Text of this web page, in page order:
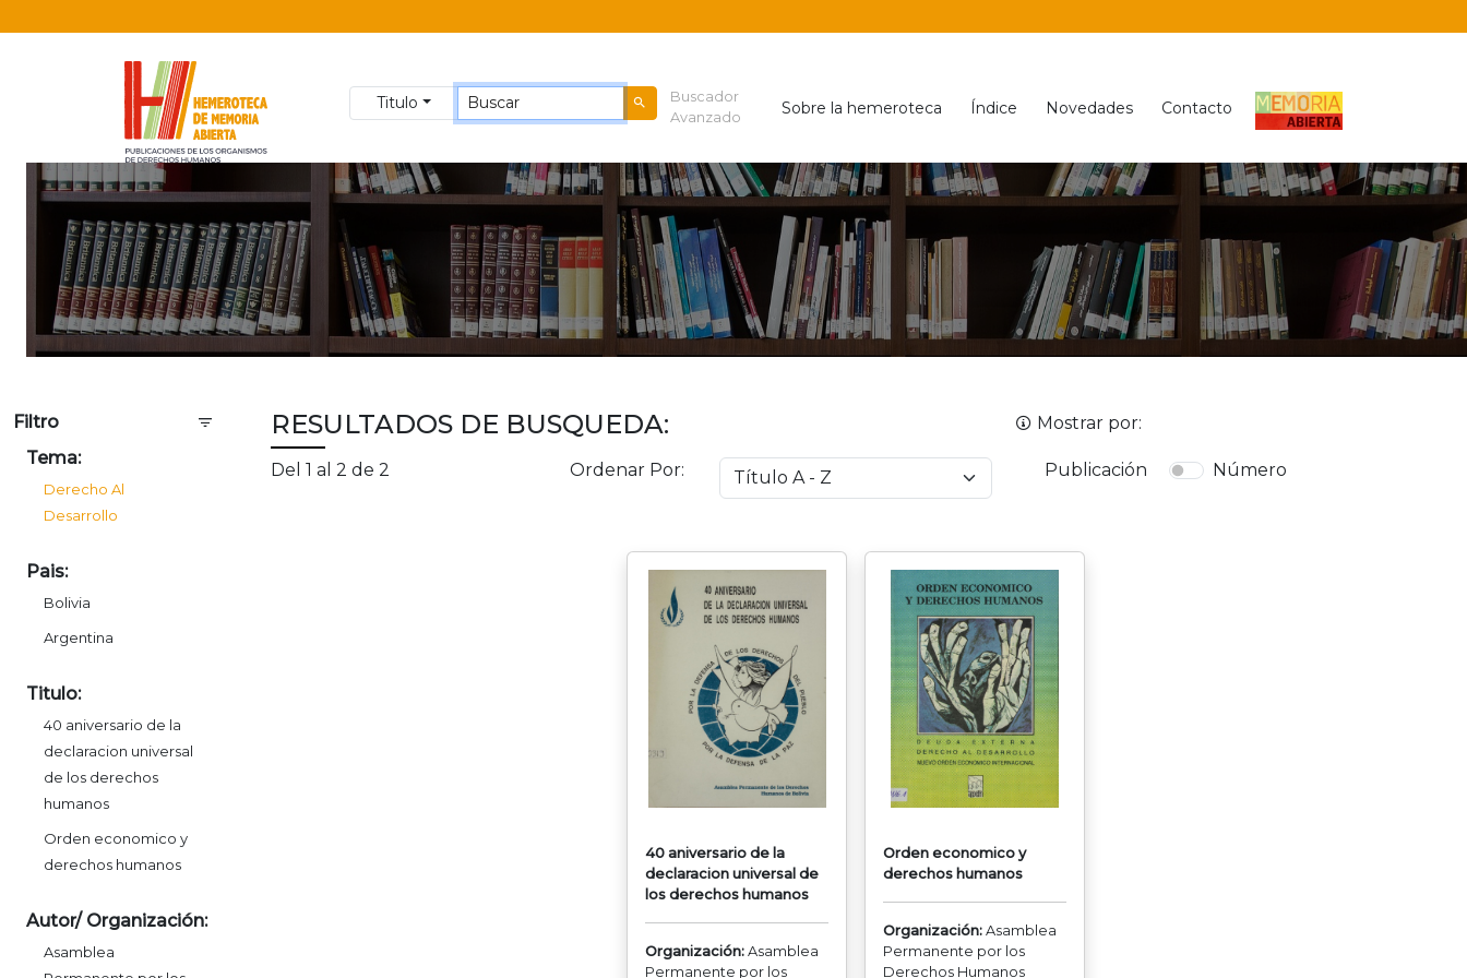
Titulo
Buscador
Avanzado
Sobre la hemeroteca Índice Novedades Contacto
Filtro
Tema:
Derecho Al
Desarrollo
Pais:
Bolivia
Argentina
Titulo:
40 aniversario de la
declaracion universal
de los derechos
humanos
Orden economico y
derechos humanos
Autor/ Organización:
Asamblea
RESULTADOS DE BUSQUEDA: Mostrar por:
Del 1 al 2 de 2 Ordenar Por: Publicación Número
40 aniversario de la
declaracion universal de
los derechos humanos
Organización: Asamblea
Permanente por los
Orden economico y
derechos humanos
Organización: Asamblea
Permanente por los
Derechos Humanos